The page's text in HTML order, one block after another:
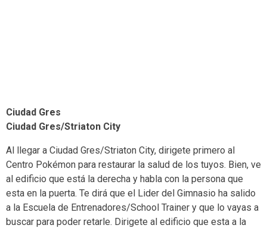
Ciudad Gres
Ciudad Gres/Striaton City
Al llegar a Ciudad Gres/Striaton City, dirigete primero al
Centro Pokémon para restaurar la salud de los tuyos. Bien, ve
al edificio que está la derecha y habla con la persona que
esta en la puerta. Te dirá que el Lider del Gimnasio ha salido
a la Escuela de Entrenadores/School Trainer y que lo vayas a
buscar para poder retarle. Dirigete al edificio que esta a la